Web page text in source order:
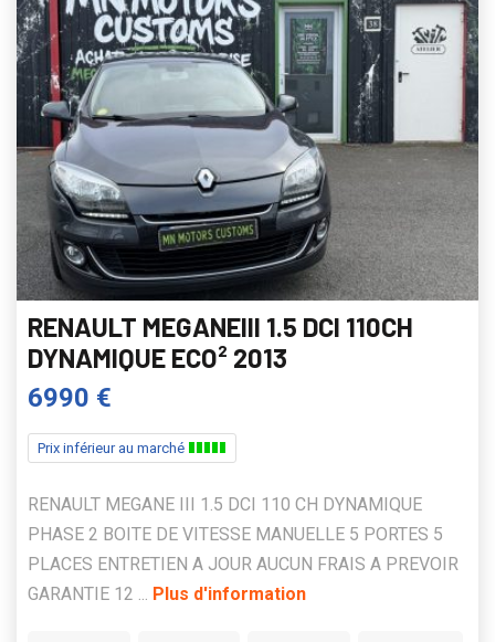
RENAULT MEGANEIII 1.5 DCI 110CH
DYNAMIQUE ECO² 2013
6990 €
Prix inférieur au marché
RENAULT MEGANE III 1.5 DCI 110 CH DYNAMIQUE
PHASE 2 BOITE DE VITESSE MANUELLE 5 PORTES 5
PLACES ENTRETIEN A JOUR AUCUN FRAIS A PREVOIR
GARANTIE 12 ... Plus d'information